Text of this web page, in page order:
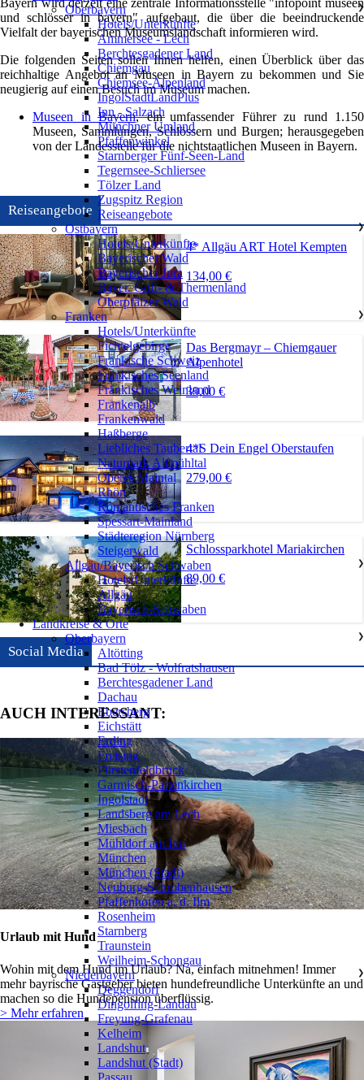
und schlösser in bayern" aufgebaut, die über die beeindruckende
Vielfalt der bayerischen Museumslandschaft informieren wird.
Die folgenden Seiten sollen Ihnen helfen, einen Überblick über das
reichhaltige Angebot an Museen in Bayern zu bekommen und Sie
neugierig auf einen Besuch im Museum machen.
Museen in Bayern, ein umfassender Führer zu rund 1.150
Museen, Sammlungen, Schlössern und Burgen; herausgegeben
von der Landesstelle für die nichtstaatlichen Museen in Bayern.
Reiseangebote
4* Allgäu ART Hotel Kempten
134,00 €
Das Bergmayr – Chiemgauer
Alpenhotel
39,00 €
4*S Dein Engel Oberstaufen
279,00 €
Schlossparkhotel Mariakirchen
89,00 €
Social Media
AUCH INTERESSANT:
Urlaub mit Hund
Wohin mit dem Hund im Urlaub? Na, einfach mitnehmen! Immer
mehr bayrische Gastgeber bieten hundefreundliche Unterkünfte an und
machen so die Hundepension überflüssig.
> Mehr erfahren
Oberbayern
❯
Hotels/Unterkünfte
Ammersee - Lech
Berchtesgadener Land
Chiemgau
Chiemsee-Alpenland
IngolStadtLandPlus
Inn - Salzach
Münchner Umland
Pfaffenwinkel
Starnberger Fünf-Seen-Land
Tegernsee-Schliersee
Tölzer Land
Zugspitz Region
Reiseangebote
Ostbayern
❯
Hotels/Unterkünfte
Bayerischer Wald
Bayerischer Jura
Bayer. Golf- & Thermenland
Oberpfälzer Wald
Franken
❯
Hotels/Unterkünfte
Fichtelgebirge
Fränkische Schweiz
Fränkisches Seenland
Fränkisches Weinland
Frankenalb
Frankenwald
Haßberge
Liebliches Taubertal
Naturpark Altmühltal
Oberes Maintal
Rhön
Romantisches Franken
Spessart-Mainland
Städteregion Nürnberg
Steigerwald
Allgäu/Bayerisch Schwaben
❯
Hotels/Unterkünfte
Allgäu
Bayerisch-Schwaben
Landkreise & Orte
Oberbayern
❯
Altötting
Bad Tölz - Wolfratshausen
Berchtesgadener Land
Dachau
Ebersberg
Eichstätt
Erding
Freising
Fürstenfeldbruck
Garmisch-Partenkirchen
Ingolstadt
Landsberg am Lech
Miesbach
Mühldorf am Inn
München
München (Stadt)
Neuburg-Schrobenhausen
Pfaffenhofen a. d. Ilm
Rosenheim
Starnberg
Traunstein
Weilheim-Schongau
Niederbayern
❯
Deggendorf
Dingolfing-Landau
Freyung-Grafenau
Kelheim
Landshut
Landshut (Stadt)
Passau